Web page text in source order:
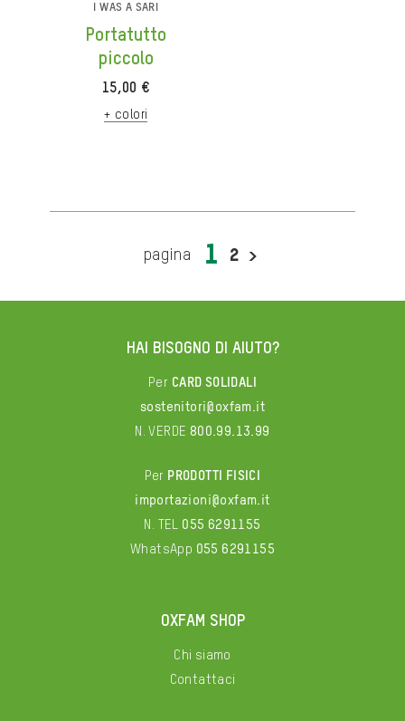
I WAS A SARI
Portatutto
piccolo
15,00 €
+ colori
1 2 >
HAI BISOGNO DI AIUTO?
Per CARD SOLIDALI
sostenitori@oxfam.it
N. VERDE 800.99.13.99
Per PRODOTTI FISICI
importazioni@oxfam.it
N. TEL 055 6291155
WhatsApp 055 6291155
OXFAM SHOP
Chi siamo
Contattaci